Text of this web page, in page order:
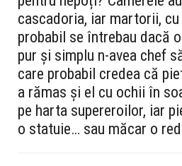
cascadoria, iar martorii,
probabil se întrebau dacă
pur și simplu n-avea chef
care probabil credea că
a rămas și el cu ochii în
pe harta supereroilor, iar
o statuie… sau măcar o